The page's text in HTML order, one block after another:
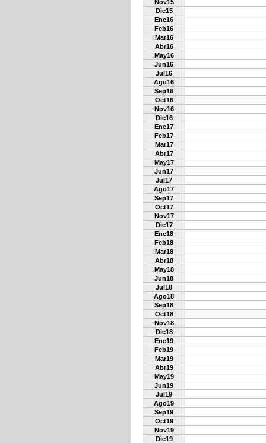
Nov15
Dic15
Ene16
Feb16
Mar16
Abr16
May16
Jun16
Jul16
Ago16
Sep16
Oct16
Nov16
Dic16
Ene17
Feb17
Mar17
Abr17
May17
Jun17
Jul17
Ago17
Sep17
Oct17
Nov17
Dic17
Ene18
Feb18
Mar18
Abr18
May18
Jun18
Jul18
Ago18
Sep18
Oct18
Nov18
Dic18
Ene19
Feb19
Mar19
Abr19
May19
Jun19
Jul19
Ago19
Sep19
Oct19
Nov19
Dic19